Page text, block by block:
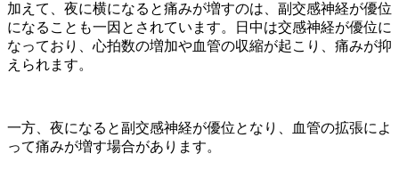
加えて、夜に横になると痛みが増すのは、副交感神経が優位
になることも一因とされています。日中は交感神経が優位に
なっており、心拍数の増加や血管の収縮が起こり、痛みが抑
えられます。
一方、夜になると副交感神経が優位となり、血管の拡張によ
って痛みが増す場合があります。